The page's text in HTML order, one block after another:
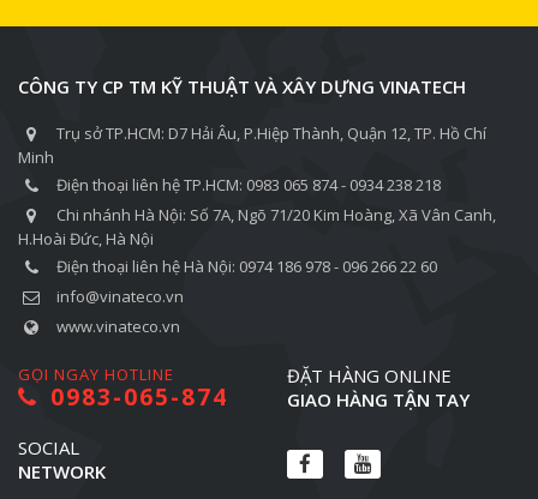
CÔNG TY CP TM KỸ THUẬT VÀ XÂY DỰNG VINATECH
Trụ sở TP.HCM: D7 Hải Âu, P.Hiệp Thành, Quận 12, TP. Hồ Chí
Minh
Điện thoại liên hệ TP.HCM: 0983 065 874 - 0934 238 218
Chi nhánh Hà Nội: Số 7A, Ngõ 71/20 Kim Hoàng, Xã Vân Canh,
H.Hoài Đức, Hà Nội
Điện thoại liên hệ Hà Nội: 0974 186 978 - 096 266 22 60
info@vinateco.vn
www.vinateco.vn
GỌI NGAY HOTLINE
0983-065-874
ĐẶT HÀNG ONLINE
GIAO HÀNG TẬN TAY
SOCIAL
NETWORK